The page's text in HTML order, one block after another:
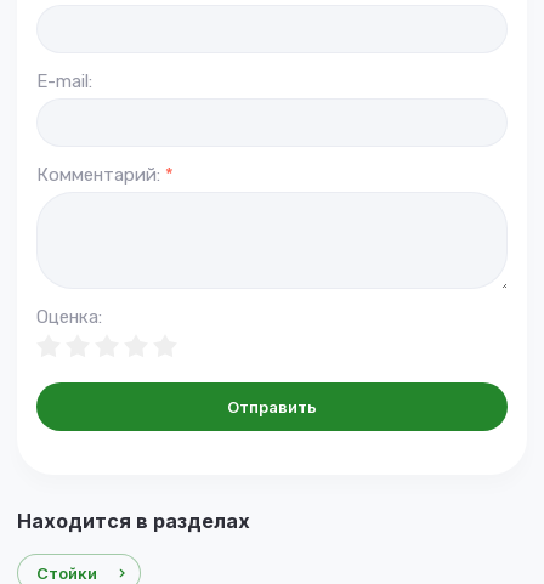
E-mail:
Комментарий: *
Оценка:
Отправить
Находится в разделах
Стойки